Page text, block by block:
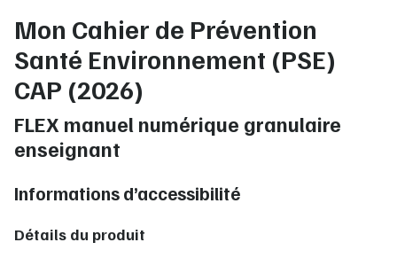
Mon Cahier de Prévention
Santé Environnement (PSE)
CAP (2026)
FLEX manuel numérique granulaire
enseignant
Informations d’accessibilité
Détails du produit